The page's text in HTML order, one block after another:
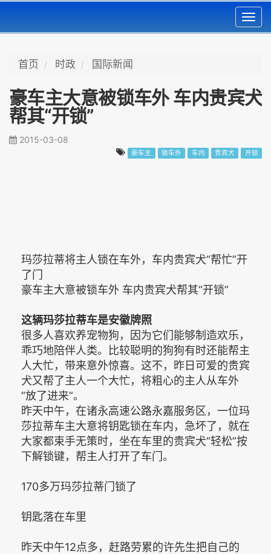
首页 时政 国际新闻
豪车主大意被锁车外 车内贵宾犬
帮其“开锁”
2015-03-08
豪车主 锁车外 车内 贵宾犬 开锁
玛莎拉蒂将主人锁在车外，车内贵宾犬“帮忙”开
了门
豪车主大意被锁车外 车内贵宾犬帮其“开锁”
这辆玛莎拉蒂车是安徽牌照
很多人喜欢养宠物狗，因为它们能够制造欢乐，
乖巧地陪伴人类。比较聪明的狗狗有时还能帮主
人大忙，带来意外惊喜。这不，昨日可爱的贵宾
犬又帮了主人一个大忙，将粗心的主人从车外
“放了进来”。
昨天中午，在诸永高速公路永嘉服务区，一位玛
莎拉蒂车主大意将钥匙锁在车内，急坏了，就在
大家都束手无策时，坐在车里的贵宾犬“轻松”按
下解锁键，帮主人打开了车门。
170多万玛莎拉蒂门锁了
钥匙落在车里
昨天中午12点多，赶路劳累的许先生把自己的